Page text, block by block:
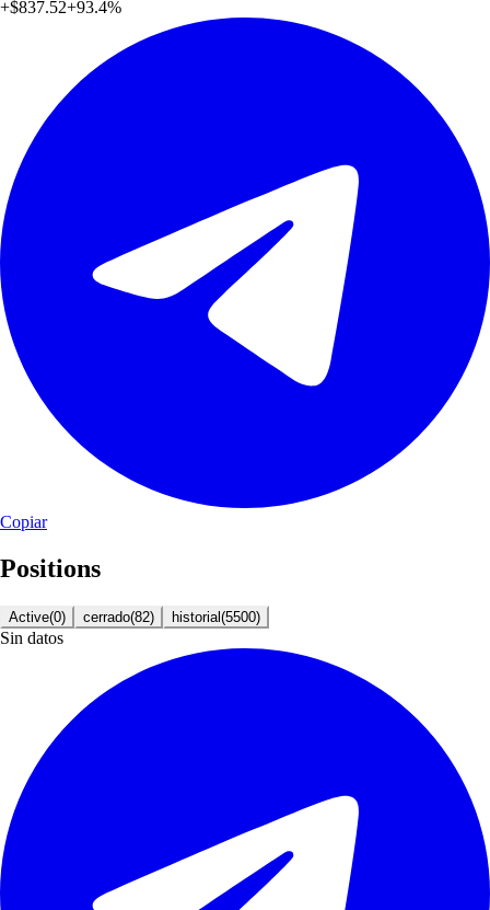
+$837.52+93.4%
Copiar
Positions
Active(0) cerrado(82) historial(5500)
Sin datos